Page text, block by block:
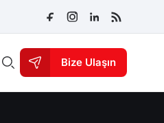
Bize Ulaşın